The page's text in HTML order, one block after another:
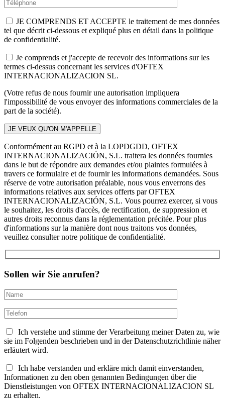
JE COMPRENDS ET ACCEPTE le traitement de mes données
tel que décrit ci-dessous et expliqué plus en détail dans la politique
de confidentialité.
Je comprends et j'accepte de recevoir des informations sur les
termes ci-dessus concernant les services d'OFTEX
INTERNACIONALIZACION SL.
(Votre refus de nous fournir une autorisation impliquera
l'impossibilité de vous envoyer des informations commerciales de la
part de la société).
Conformément au RGPD et à la LOPDGDD, OFTEX
INTERNACIONALIZACIÓN, S.L. traitera les données fournies
dans le but de répondre aux demandes et/ou plaintes formulées à
travers ce formulaire et de fournir les informations demandées. Sous
réserve de votre autorisation préalable, nous vous enverrons des
informations relatives aux services offerts par OFTEX
INTERNACIONALIZACIÓN, S.L. Vous pourrez exercer, si vous
le souhaitez, les droits d'accès, de rectification, de suppression et
autres droits reconnus dans la réglementation précitée. Pour plus
d'informations sur la manière dont nous traitons vos données,
veuillez consulter notre politique de confidentialité.
Sollen wir Sie anrufen?
Ich verstehe und stimme der Verarbeitung meiner Daten zu, wie
sie im Folgenden beschrieben und in der Datenschutzrichtlinie näher
erläutert wird.
Ich habe verstanden und erkläre mich damit einverstanden,
Informationen zu den oben genannten Bedingungen über die
Dienstleistungen von OFTEX INTERNACIONALIZACION SL
zu erhalten.